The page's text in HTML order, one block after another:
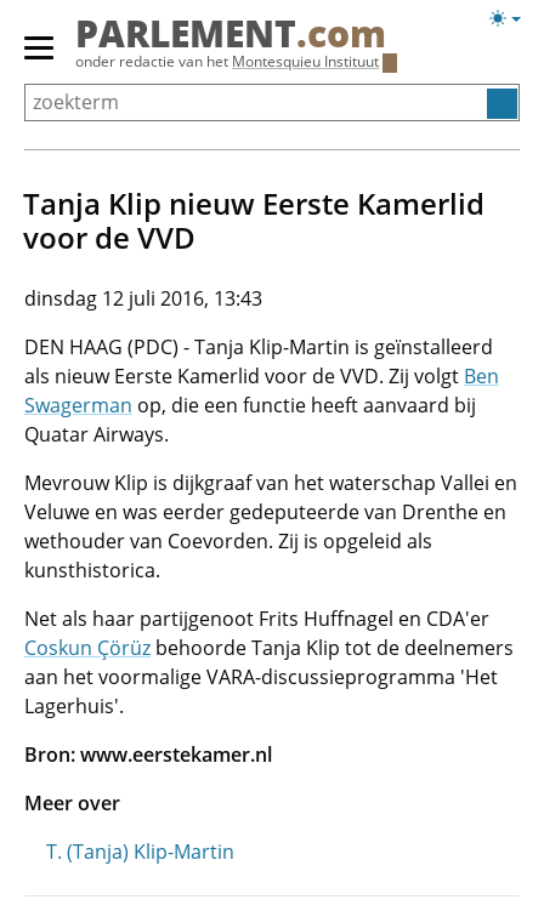
Overslaan
Primair
menu
tonen/verbergen
PARLEMENT.com
onder redactie van het Montesquieu Instituut
Tanja Klip nieuw Eerste Kamerlid
voor de VVD
dinsdag 12 juli 2016, 13:43
DEN HAAG (PDC) - Tanja Klip-Martin is geïnstalleerd
als nieuw Eerste Kamerlid voor de VVD. Zij volgt Ben
Swagerman op, die een functie heeft aanvaard bij
Quatar Airways.
Mevrouw Klip is dijkgraaf van het waterschap Vallei en
Veluwe en was eerder gedeputeerde van Drenthe en
wethouder van Coevorden. Zij is opgeleid als
kunsthistorica.
Net als haar partijgenoot Frits Huffnagel en CDA'er
Coskun Çörüz behoorde Tanja Klip tot de deelnemers
aan het voormalige VARA-discussieprogramma 'Het
Lagerhuis'.
Bron: www.eerstekamer.nl
Meer over
T. (Tanja) Klip-Martin